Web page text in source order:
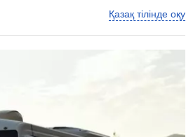
Қазақ тілінде оқу